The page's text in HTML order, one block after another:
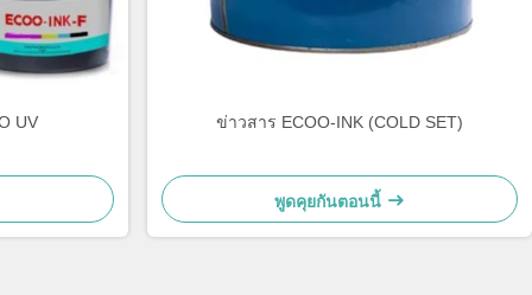
UV ข่าวสาร ECOO-INK (COLD SET)
พูดคุยกันตอนนี้